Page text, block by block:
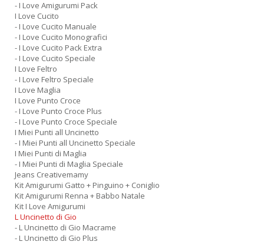
- I Love Amigurumi Pack
I Love Cucito
- I Love Cucito Manuale
- I Love Cucito Monografici
- I Love Cucito Pack Extra
- I Love Cucito Speciale
I Love Feltro
- I Love Feltro Speciale
I Love Maglia
I Love Punto Croce
- I Love Punto Croce Plus
- I Love Punto Croce Speciale
I Miei Punti all Uncinetto
- I Miei Punti all Uncinetto Speciale
I Miei Punti di Maglia
- I Miei Punti di Maglia Speciale
Jeans Creativemamy
Kit Amigurumi Gatto + Pinguino + Coniglio
Kit Amigurumi Renna + Babbo Natale
Kit I Love Amigurumi
L Uncinetto di Gio
- L Uncinetto di Gio Macrame
- L Uncinetto di Gio Plus